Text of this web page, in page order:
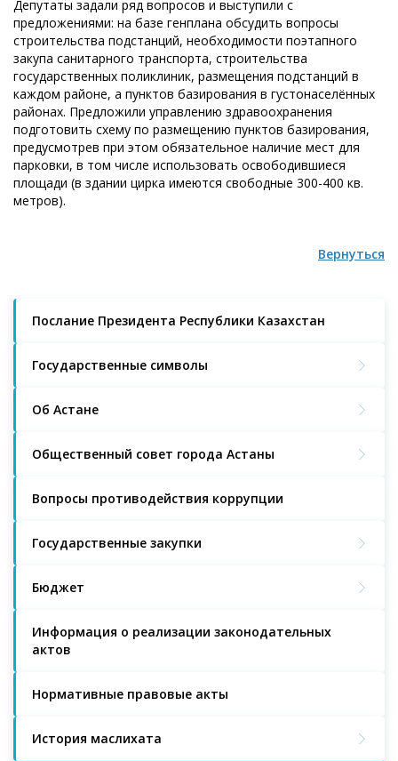
Послание Президента Республики Казахстан
Государственные символы
Об Астане
Общественный совет города Астаны
Вопросы противодействия коррупции
Государственные закупки
Бюджет
Информация о реализации законодательных
актов
Нормативные правовые акты
История маслихата
Депутаты задали ряд вопросов и выступили с
предложениями: на базе генплана обсудить вопросы
строительства подстанций, необходимости поэтапного
закупа санитарного транспорта, строительства
государственных поликлиник, размещения подстанций в
каждом районе, а пунктов базирования в густонаселённых
районах. Предложили управлению здравоохранения
подготовить схему по размещению пунктов базирования,
предусмотрев при этом обязательное наличие мест для
парковки, в том числе использовать освободившиеся
площади (в здании цирка имеются свободные 300-400 кв.
метров).
Вернуться